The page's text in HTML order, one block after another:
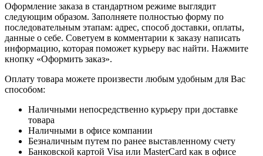
Оформление заказа в стандартном режиме выглядит
следующим образом. Заполняете полностью форму по
последовательным этапам: адрес, способ доставки, оплаты,
данные о себе. Советуем в комментарии к заказу написать
информацию, которая поможет курьеру вас найти. Нажмите
кнопку «Оформить заказ».
Оплату товара можете произвести любым удобным для Вас
способом:
Наличными непосредственно курьеру при доставке
товара
Наличными в офисе компании
Безналичным путем по ранее выставленному счету
Банковской картой Visa или MasterCard как в офисе